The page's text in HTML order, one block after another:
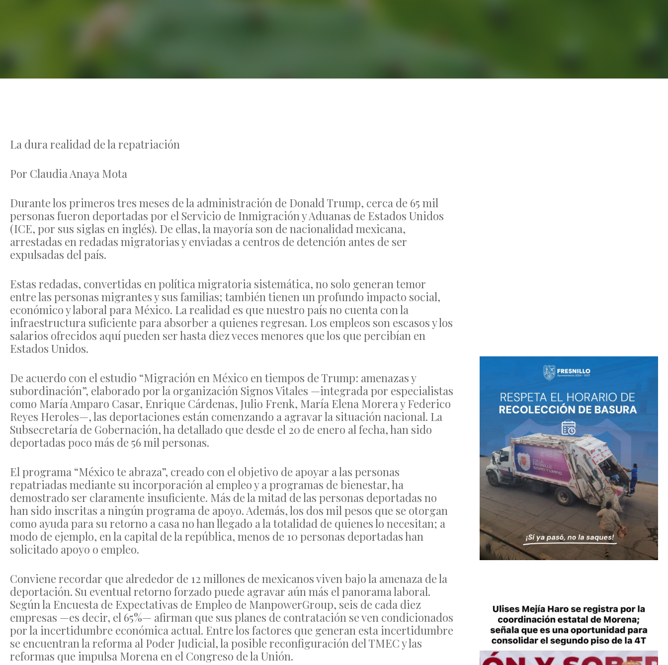
La dura realidad de la repatriación
Por Claudia Anaya Mota
Durante los primeros tres meses de la administración de Donald Trump, cerca de 65 mil
personas fueron deportadas por el Servicio de Inmigración y Aduanas de Estados Unidos
(ICE, por sus siglas en inglés). De ellas, la mayoría son de nacionalidad mexicana,
arrestadas en redadas migratorias y enviadas a centros de detención antes de ser
expulsadas del país.
Estas redadas, convertidas en política migratoria sistemática, no solo generan temor
entre las personas migrantes y sus familias; también tienen un profundo impacto social,
económico y laboral para México. La realidad es que nuestro país no cuenta con la
infraestructura suficiente para absorber a quienes regresan. Los empleos son escasos y los
salarios ofrecidos aquí pueden ser hasta diez veces menores que los que percibían en
Estados Unidos.
De acuerdo con el estudio “Migración en México en tiempos de Trump: amenazas y
subordinación”, elaborado por la organización Signos Vitales —integrada por especialistas
como María Amparo Casar, Enrique Cárdenas, Julio Frenk, María Elena Morera y Federico
Reyes Heroles—, las deportaciones están comenzando a agravar la situación nacional. La
Subsecretaría de Gobernación, ha detallado que desde el 20 de enero al fecha, han sido
deportadas poco más de 56 mil personas.
El programa “México te abraza”, creado con el objetivo de apoyar a las personas
repatriadas mediante su incorporación al empleo y a programas de bienestar, ha
demostrado ser claramente insuficiente. Más de la mitad de las personas deportadas no
han sido inscritas a ningún programa de apoyo. Además, los dos mil pesos que se otorgan
como ayuda para su retorno a casa no han llegado a la totalidad de quienes lo necesitan; a
modo de ejemplo, en la capital de la república, menos de 10 personas deportadas han
solicitado apoyo o empleo.
Conviene recordar que alrededor de 12 millones de mexicanos viven bajo la amenaza de la
deportación. Su eventual retorno forzado puede agravar aún más el panorama laboral.
Según la Encuesta de Expectativas de Empleo de ManpowerGroup, seis de cada diez
empresas —es decir, el 65%— afirman que sus planes de contratación se ven condicionados
por la incertidumbre económica actual. Entre los factores que generan esta incertidumbre
se encuentran la reforma al Poder Judicial, la posible reconfiguración del TMEC y las
reformas que impulsa Morena en el Congreso de la Unión.